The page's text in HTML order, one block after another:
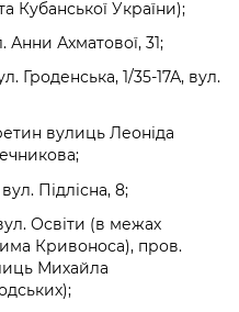
Кубанської України);
Ахматової, 31;
Гроденська, 1/35-17А, вул.
вулиць Леоніда
Підлісна, 8;
Освіти (в межах
Кривоноса), пров.
Михайла